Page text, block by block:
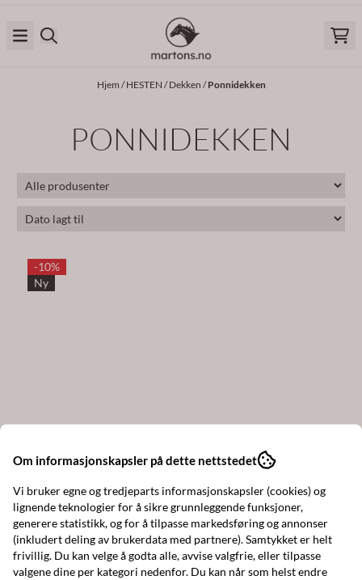
Hjem /HESTEN /Dekken /Ponnidekken
PONNIDEKKEN
-10%
Ny
Om informasjonskapsler på dette nettstedet
Vi bruker egne og tredjeparts informasjonskapsler (cookies) og
lignende teknologier for å sikre grunnleggende funksjoner,
generere statistikk, og for å tilpasse markedsføring og annonser
(inkludert deling av brukerdata med partnere). Samtykket er helt
frivillig. Du kan velge å godta alle, avvise valgfrie, eller tilpasse
valgene dine per kategori nedenfor. Du kan når som helst endre